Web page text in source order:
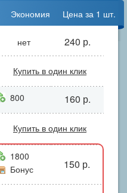
Экономия Цена за 1 шт.
нет 240 р.
Купить в один клик
800 160 р.
Купить в один клик
1800
Бонус
150 р.